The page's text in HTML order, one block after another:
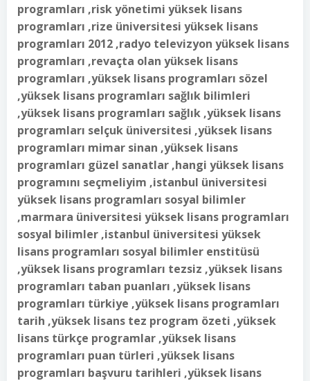
programları ,risk yönetimi yüksek lisans
programları ,rize üniversitesi yüksek lisans
programları 2012 ,radyo televizyon yüksek lisans
programları ,revaçta olan yüksek lisans
programları ,yüksek lisans programları sözel
,yüksek lisans programları sağlık bilimleri
,yüksek lisans programları sağlık ,yüksek lisans
programları selçuk üniversitesi ,yüksek lisans
programları mimar sinan ,yüksek lisans
programları güzel sanatlar ,hangi yüksek lisans
programını seçmeliyim ,istanbul üniversitesi
yüksek lisans programları sosyal bilimler
,marmara üniversitesi yüksek lisans programları
sosyal bilimler ,istanbul üniversitesi yüksek
lisans programları sosyal bilimler enstitüsü
,yüksek lisans programları tezsiz ,yüksek lisans
programları taban puanları ,yüksek lisans
programları türkiye ,yüksek lisans programları
tarih ,yüksek lisans tez program özeti ,yüksek
lisans türkçe programlar ,yüksek lisans
programları puan türleri ,yüksek lisans
programları başvuru tarihleri ,yüksek lisans